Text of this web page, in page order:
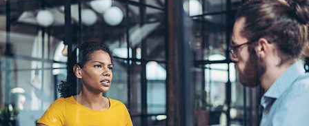
unter grossem Druck – umso wichtiger ist eine
strukturierte und empathische Vorbereitung.